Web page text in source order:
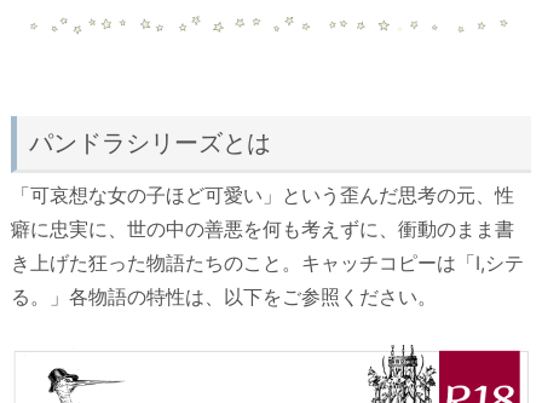
パンドラシリーズとは
「可哀想な女の子ほど可愛い」という歪んだ思考の元、性
癖に忠実に、世の中の善悪を何も考えずに、衝動のまま書
き上げた狂った物語たちのこと。キャッチコピーは「I,シテ
る。」各物語の特性は、以下をご参照ください。